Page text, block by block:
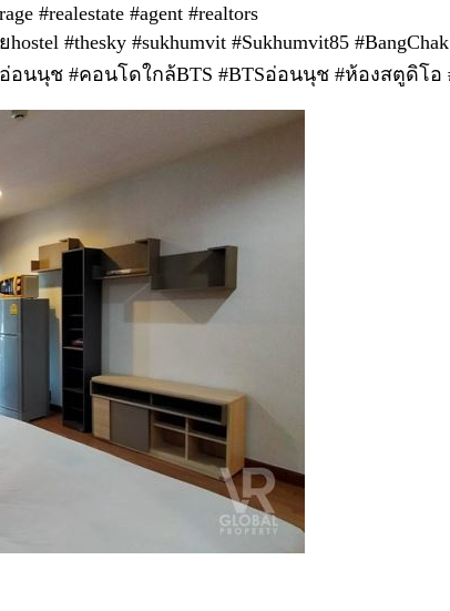
#realestate #agent #realtors
#thesky #sukhumvit #Sukhumvit85 #BangChak
#อ่อนนุช #คอนโดใกล้BTS #BTSอ่อนนุช #ห้องสตูดิ